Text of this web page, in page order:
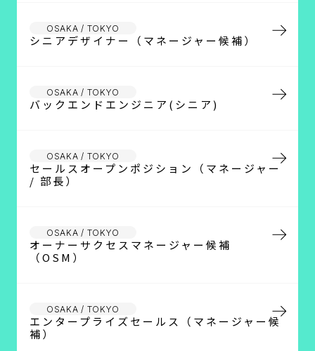
OSAKA / TOKYO
シニアデザイナー（マネージャー候補）
OSAKA / TOKYO
バックエンドエンジニア(シニア)
OSAKA / TOKYO
セールスオープンポジション（マネージャー
/ 部長）
OSAKA / TOKYO
オーナーサクセスマネージャー候補
（OSM）
OSAKA / TOKYO
エンタープライズセールス（マネージャー候
補）